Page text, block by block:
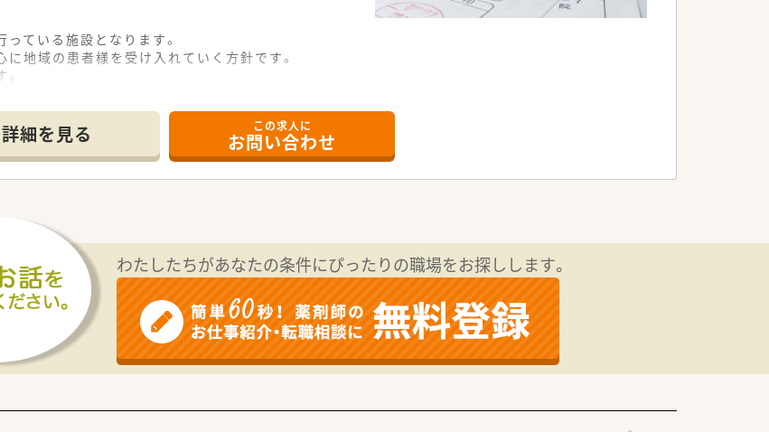
ている施設となります。
地域の患者様を受け入れていく方針です。
詳細を見る この求人に
お問い合わせ
わたしたちがあなたの条件にぴったりの職場をお探しします。